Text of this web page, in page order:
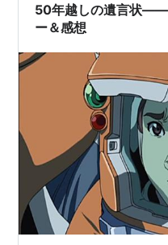
50年越しの遺言状――
ー＆感想